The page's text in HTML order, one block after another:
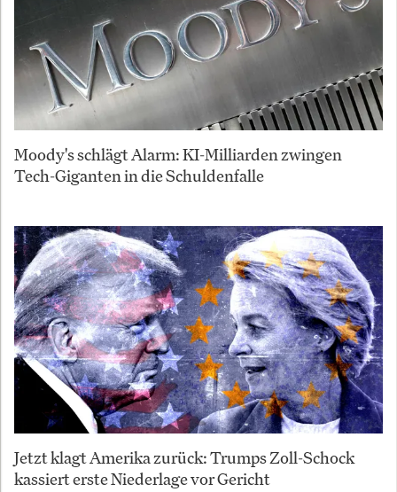
Moody's schlägt Alarm: KI-Milliarden zwingen
Tech-Giganten in die Schuldenfalle
Jetzt klagt Amerika zurück: Trumps Zoll-Schock
kassiert erste Niederlage vor Gericht